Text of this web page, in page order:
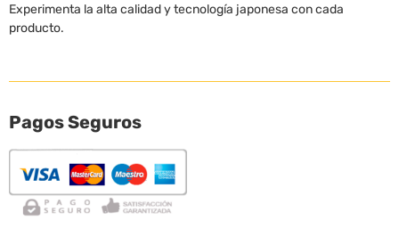
Experimenta la alta calidad y tecnología japonesa con cada
producto.
Pagos Seguros